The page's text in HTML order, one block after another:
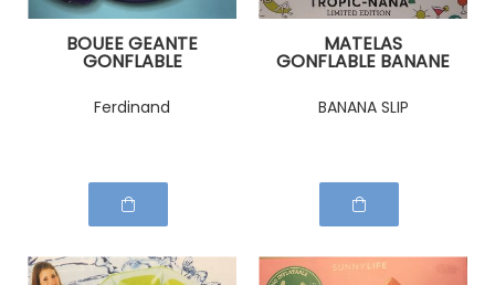
BOUEE GEANTE
GONFLABLE
Ferdinand
MATELAS
GONFLABLE BANANE
BANANA SLIP